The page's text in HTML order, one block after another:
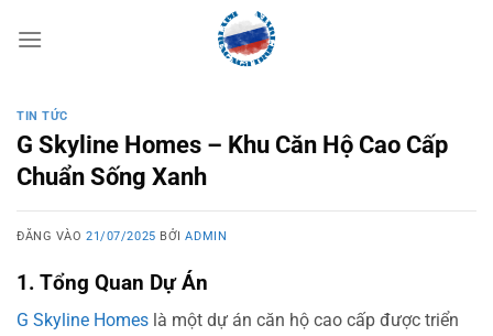
qua
TIN TỨC
G Skyline Homes – Khu Căn Hộ Cao Cấp
Chuẩn Sống Xanh
ĐĂNG VÀO21/07/2025 BỞIADMIN
1. Tổng Quan Dự Án
G Skyline Homes là một dự án căn hộ cao cấp được triển